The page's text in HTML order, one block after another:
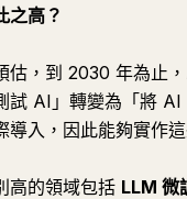
之高？
估，到 2030 年為止
試 AI」轉變為「將
導入，因此能夠實作
高的領域包括 LLM 微